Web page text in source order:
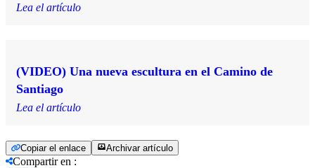
Lea el artículo
(VIDEO) Una nueva escultura en el Camino de
Santiago
Lea el artículo
Copiar el enlace Archivar artículo
Compartir en :